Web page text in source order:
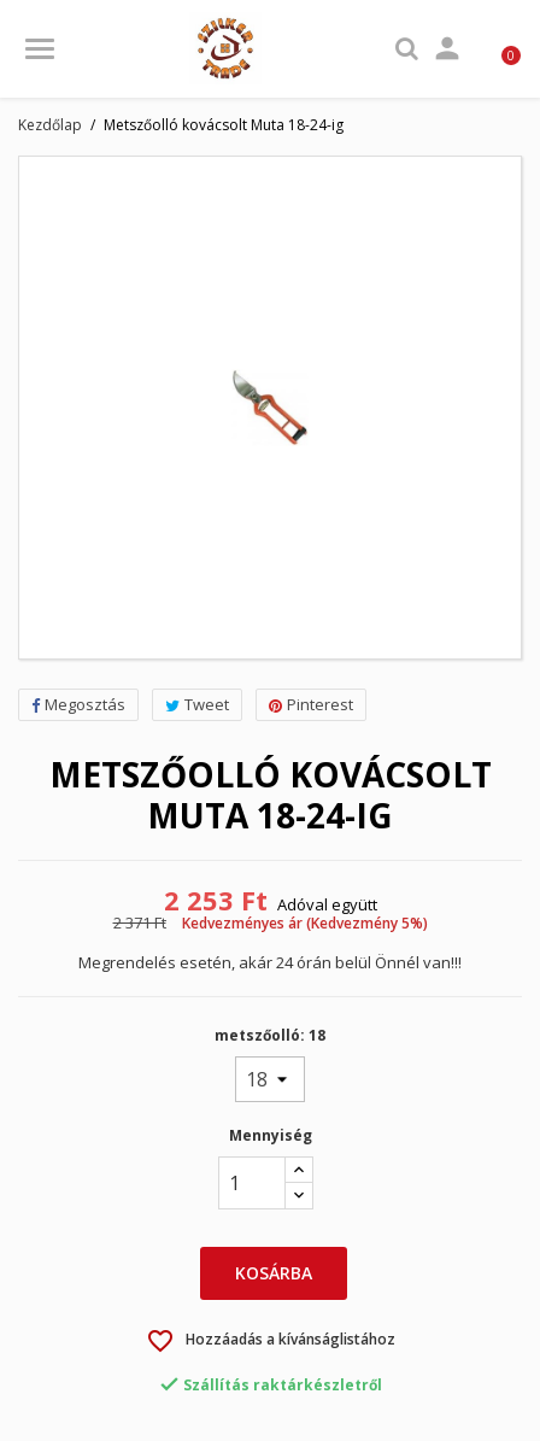
 0
Kezdőlap Metszőolló kovácsolt Muta 18-24-ig
Megosztás Tweet Pinterest
METSZŐOLLÓ KOVÁCSOLT
MUTA 18-24-IG
2 253 Ft Adóval együtt
2 371 Ft
Kedvezményes ár (Kedvezmény 5%)
Megrendelés esetén, akár 24 órán belül Önnél van!!!
metszőolló: 18
Mennyiség
KOSÁRBA
favorite_border Hozzáadás a kívánságlistához
 Szállítás raktárkészletről
My wishlists
Create new list
Kívánságlista létrehozása
Kívánságlista neve
Be kell jelentkezned a termékek kívánságlistába történő